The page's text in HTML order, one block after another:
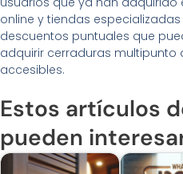
online y tiendas
descuentos puntuales que
adquirir cerraduras
accesibles.
Estos artículos
pueden